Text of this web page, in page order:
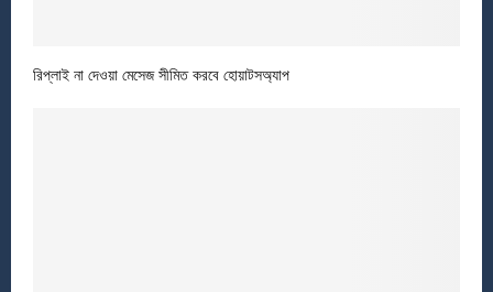
রিপ্লাই না দেওয়া মেসেজ সীমিত করবে হোয়াটসঅ্যাপ